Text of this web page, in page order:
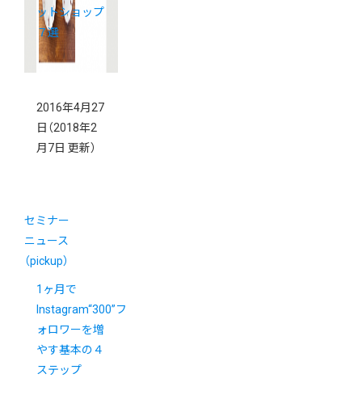
ットショップ
７選
2016年4月27
日 （2018年2
月7日 更新）
セミナー
ニュース
（pickup）
1ヶ月で
Instagram“300”フ
ォロワーを増
やす基本の４
ステップ